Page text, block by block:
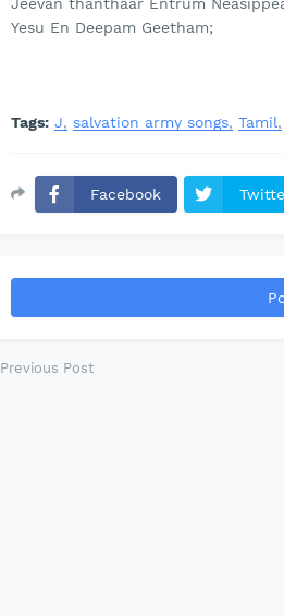
Yesu En Deepam Geetham;
Tags: J salvation army songs Tamil
Facebook
Previous Post